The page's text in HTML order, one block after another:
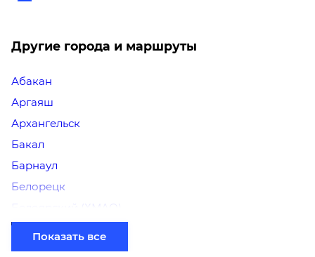
Другие города и маршруты
Абакан
Аргаяш
Архангельск
Бакал
Барнаул
Белорецк
Белоярский (ХМАО)
Березники
Бийск
Показать все